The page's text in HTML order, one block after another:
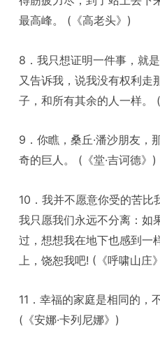
最高峰。 (《高老头》)
8．我只想证明一件事，就
又告诉我，说我没有权利走
子，和所有其余的人一样。
9．你瞧，桑丘·潘沙朋友，
奇的巨人。 (《堂·吉诃德》)
10．我并不愿意你受的苦比
我只愿我们永远不分离：如
过，想想我在地下也感到一
上，饶恕我吧! (《呼啸山庄
11．幸福的家庭是相同的，
(《安娜·卡列尼娜》)